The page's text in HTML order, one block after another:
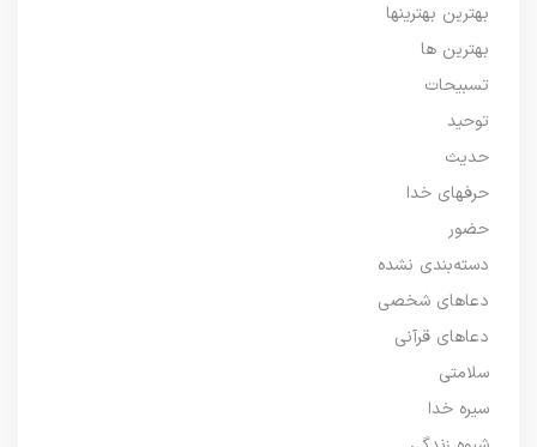
بهترین بهترینها
بهترین ها
تسبیحات
توحید
حدیث
حرفهای خدا
حضور
دسته‌بندی نشده
دعاهای شخصی
دعاهای قرآنی
سلامتی
سیره خدا